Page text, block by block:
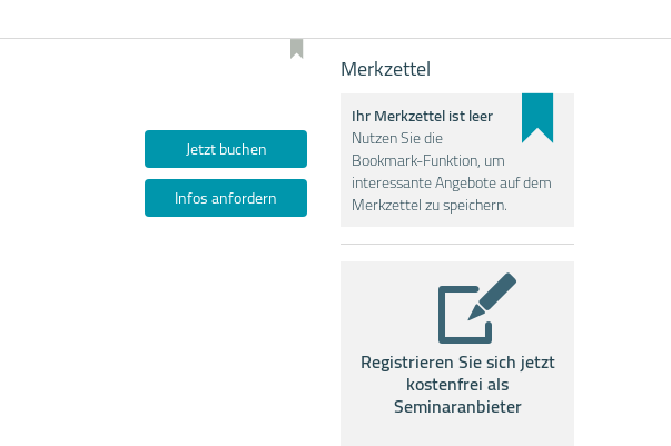
Jetzt buchen
Infos anfordern
Merkzettel
Ihr Merkzettel ist leer
Nutzen Sie die
Bookmark-Funktion, um
interessante Angebote auf dem
Merkzettel zu speichern.
Registrieren Sie sich jetzt
kostenfrei als
Seminaranbieter